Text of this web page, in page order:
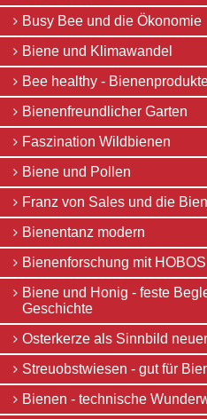
goldwert!
Bald
ausgesummt?
Bienen
brauchen
Hilfe
Biene
musikalisches
Leitmotiv
Biene
und
Blüte
-
Koevolution
Biene
zwischen
Barock
und
Aufklärung
-
Entdeckungen
Cobenzl
Busy Bee und die Ökonomie
Biene und Klimawandel
Bee healthy -
Bienenfreundlicher Garten
Faszination Wildbienen
Biene und Pollen
Franz von Sales und die
Bienentanz modern
Bienenforschung mit HOBOS
Biene und Honig - feste
Geschichte
Osterkerze als Sinnbild
Streuobstwiesen - gut für
Bienen - technische